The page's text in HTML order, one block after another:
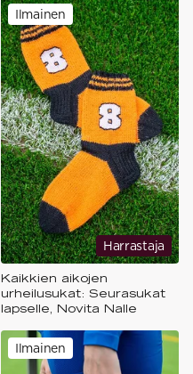
Harrastaja
Ilmainen
Kaikkien aikojen
urheilusukat: Seurasukat
lapselle, Novita Nalle
Ilmainen